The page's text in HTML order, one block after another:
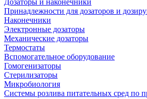
Дозаторы и наконечники
Принадлежности для дозаторов и
Наконечники
Электронные дозаторы
Механические дозаторы
Термостаты
Вспомогательное оборудование
Гомогенизаторы
Стерилизаторы
Микробиология
Системы розлива питательных сред по